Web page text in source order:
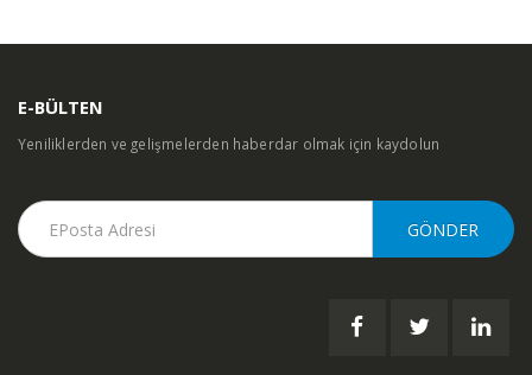
E-BÜLTEN
Yeniliklerden ve gelişmelerden haberdar olmak için kaydolun